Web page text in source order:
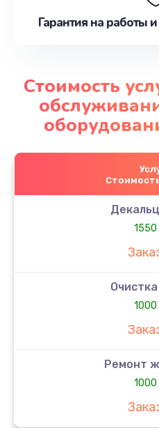
Гарантия на работы
Стоимость
1550
1000
Ремонт
1000